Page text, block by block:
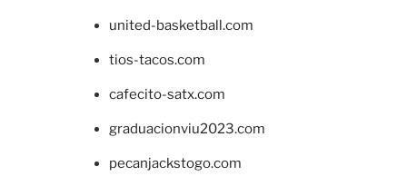
united-basketball.com
tios-tacos.com
cafecito-satx.com
graduacionviu2023.com
pecanjackstogo.com